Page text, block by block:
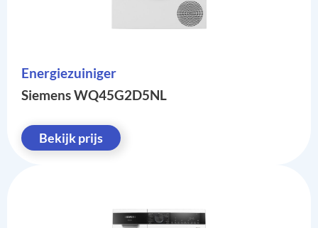
Energiezuiniger
Siemens WQ45G2D5NL
Bekijk prijs